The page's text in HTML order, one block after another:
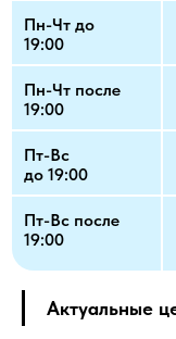
Пн-Чт до
19:00
Пн-Чт после
19:00
Пт-Вс
до 19:00
Пт-Вс после
19:00
Актуальные